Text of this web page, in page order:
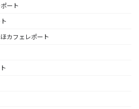
ート
カフェレポート